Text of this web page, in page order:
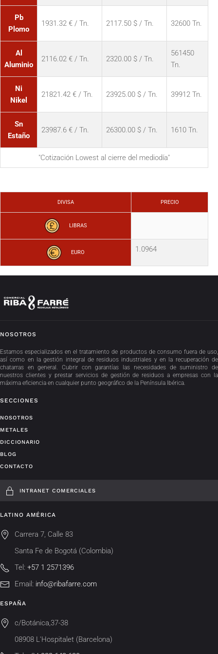
Pb
Plomo
1931.32 € / Tn. 2117.50 $ / Tn. 32600 Tn.
Al
Aluminio
2116.02 € / Tn. 2320.00 $ / Tn.
561450
Tn.
Ni
Nikel
21821.42 € / Tn. 23925.00 $ / Tn. 39912 Tn.
Sn
Estaño
23987.6 € / Tn. 26300.00 $ / Tn. 1610 Tn.
"Cotización Lowest al cierre del mediodía"
DIVISA PRECIO
LIBRAS
EURO 1.0964
NOSOTROS
Estamos especializados en el tratamiento de productos de consumo fuera de uso,
así como en la gestión integral de residuos industriales y en la recuperación de
chatarras en general. Cubrir con garantías las necesidades de suministro de
nuestros clientes y prestar servicios de gestión de residuos a empresas con la
máxima eficiencia en cualquier punto geográfico de la Península Ibérica.
SECCIONES
NOSOTROS
METALES
DICCIONARIO
BLOG
CONTACTO
INTRANET COMERCIALES
LATINO AMÉRICA
Carrera 7, Calle 83
Santa Fe de Bogotá (Colombia)
Tel: +57 1 2571396
Email: info@ribafarre.com
ESPAÑA
c/Botánica,37-38
08908 L'Hospitalet (Barcelona)